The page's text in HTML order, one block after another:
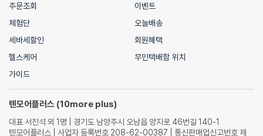
주문조회
이벤트
체험단
오늘배송
세바세할인
회원혜택
헬스케어
무인택배함 위치
가이드
텐모어플러스 (10more plus)
대표 서진석 외 1명 | 경기도 남양주시 오남읍 양지로 46번길 140-1
텐모어플러스 | 사업자 등록번호 208-62-00387 | 통신판매업신고번호 제